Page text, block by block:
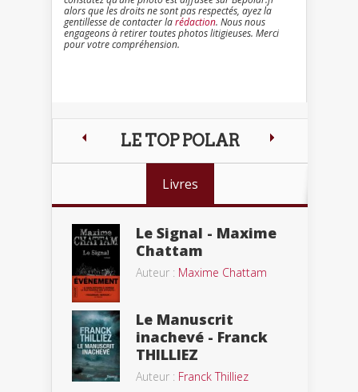
alors que les droits ne sont pas respectés, ayez la
gentillesse de contacter larédaction. Nous nous
engageons à retirer toutes photos litigieuses. Merci
pour votre compréhension.
LE TOP POLAR
Livres
Le Signal - Maxime
Chattam
Auteur : Maxime Chattam
Le Manuscrit
inachevé - Franck
THILLIEZ
Auteur : Franck Thilliez